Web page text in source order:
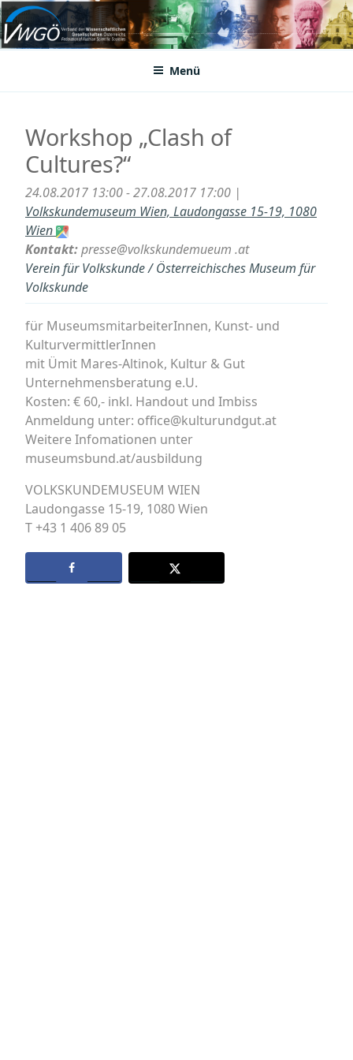
Zum
Inhalt
springenVWGÖ
Federation of Austrian Scientific Societies
Menü
Workshop „Clash of
Cultures?“
24.08.2017 13:00 - 27.08.2017 17:00 |
Volkskundemuseum Wien, Laudongasse 15-19, 1080
Wien
Kontakt:presse@volkskundemueum .at
Verein für Volkskunde / Österreichisches Museum für
Volkskunde
für MuseumsmitarbeiterInnen, Kunst- und
KulturvermittlerInnen
mit Ümit Mares-Altinok, Kultur & Gut
Unternehmensberatung e.U.
Kosten: € 60,- inkl. Handout und Imbiss
Anmeldung unter: office@kulturundgut.at
Weitere Infomationen unter
museumsbund.at/ausbildung
VOLKSKUNDEMUSEUM WIEN
Laudongasse 15-19, 1080 Wien
T +43 1 406 89 05